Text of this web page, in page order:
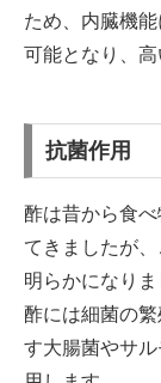
ため、内臓機
可能となり、高
抗菌作用
酢は昔から食
てきましたが
明らかになりま
酢には細菌の
す大腸菌やサ